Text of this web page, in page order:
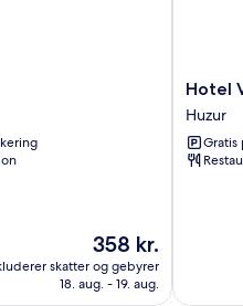
Prisen
358 kr.
358 kr.
skatter og gebyrer
18. aug. - 19. aug.
Hotel
Vishnu
Villas
Huzur
Hotel
Huzur
Gratis